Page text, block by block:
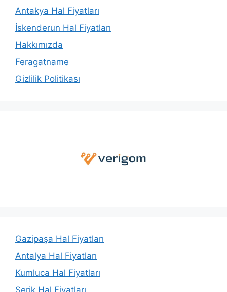
Antakya Hal Fiyatları
İskenderun Hal Fiyatları
Hakkımızda
Feragatname
Gizlilik Politikası
Gazipaşa Hal Fiyatları
Antalya Hal Fiyatları
Kumluca Hal Fiyatları
Serik Hal Fiyatları